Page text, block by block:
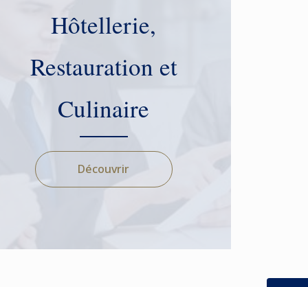
Hôtellerie,
Restauration et
Culinaire
Découvrir